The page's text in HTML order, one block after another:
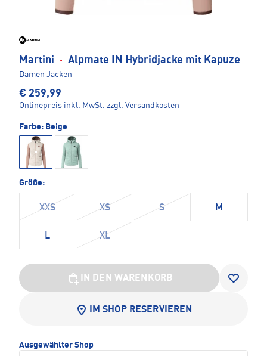
Martini · Alpmate IN Hybridjacke mit Kapuze
Damen Jacken
€ 259,99
Onlinepreis inkl. MwSt. zzgl. Versandkosten
Farbe: Beige
Größe:
XXS XS S M
L XL
IN DEN WARENKORB
IM SHOP RESERVIEREN
Ausgewählter Shop